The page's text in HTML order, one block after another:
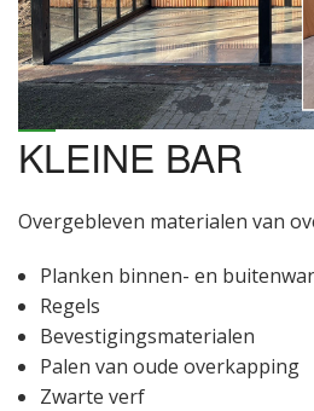
KLEINE BAR
Overgebleven materialen van
Planken binnen- en
Regels
Bevestigingsmaterialen
Palen van oude overkapping
Zwarte verf